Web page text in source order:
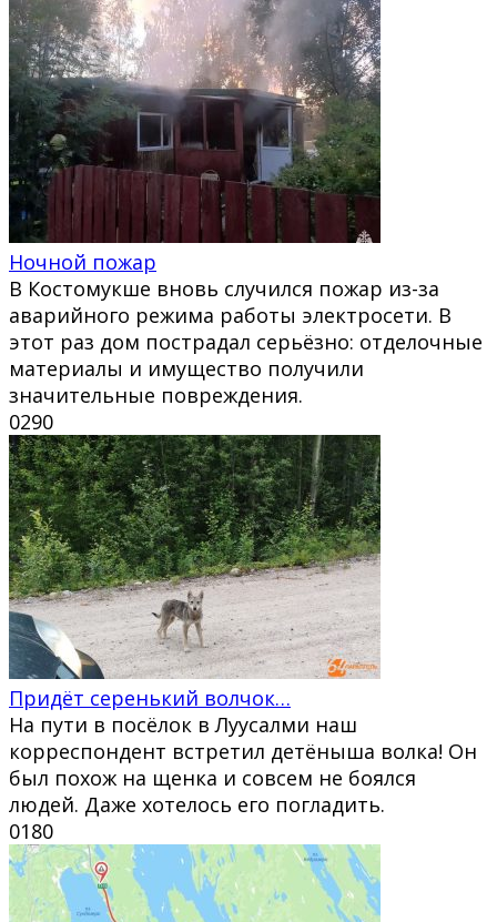
Ночной пожар
В Костомукше вновь случился пожар из-за
аварийного режима работы электросети. В
этот раз дом пострадал серьёзно: отделочные
материалы и имущество получили
значительные повреждения.
0290
Придёт серенький волчок…
На пути в посёлок в Луусалми наш
корреспондент встретил детёныша волка! Он
был похож на щенка и совсем не боялся
людей. Даже хотелось его погладить.
0180